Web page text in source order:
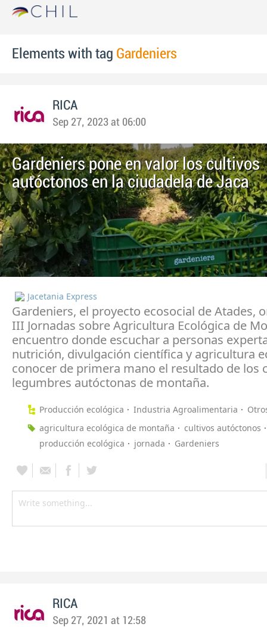
Elements with tag Gardeniers
RICA
Sep 27, 2023 at 06:00
Gardeniers pone en valor los cultivos
autóctonos en la ciudadela de Jaca
Jacetania Express
Gardeniers, el proyecto ecosocial de Atades,
III Jornadas sobre Agricultura Ecológica de
encuentro donde escuchar a personas
nutrición, divulgación científica y agricultura
conocer de primera mano el resultado de los
legumbres autóctonas de montaña.
Producción ecológica Industria Agroalimentaria
agricultura ecológica de montaña
cultivos autóctonos
producción ecológica
jornada Gardeniers
RICA
Sep 27, 2021 at 12:58